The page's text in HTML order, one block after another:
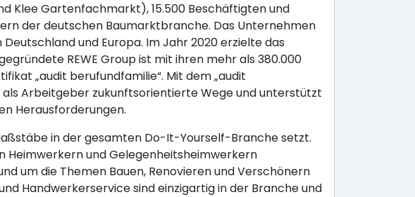
Klee Gartenfachmarkt), 15.500 Beschäftigten und
der deutschen Baumarktbranche. Das Unternehmen
und Europa. Im Jahr 2020 erzielte das
REWE Group ist mit ihren mehr als 380.000
„audit berufundfamilie“. Mit dem „audit
Arbeitgeber zukunftsorientierte Wege und unterstützt
Herausforderungen.
in der gesamten Do-It-Yourself-Branche setzt.
Heimwerkern und Gelegenheitsheimwerkern
um die Themen Bauen, Renovieren und Verschönern
Handwerkerservice sind einzigartig in der Branche und